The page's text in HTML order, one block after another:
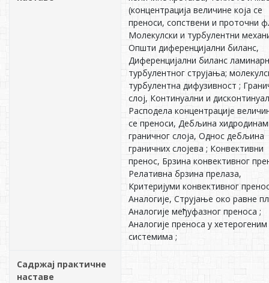
(концентрација величине која се
преноси, сопствени и проточни
Молекулски и турбулентни
Општи диференцијални биланс,
Диференцијални биланс
турбулентног струјања;
турбулентна дифузивност ;
слој, Континуални и
Расподела концентрације
се преноси, Дебљина
граничног слоја, Однос дебљина
граничних слојева ; Конвективни
пренос, Брзина конвективног
Релативна брзина прелаза,
Критеријуми конвективног
Аналогије, Струјање око равне
Аналогије међуфазног преноса ;
Аналогије преноса у хетерогеним
системима ;
Садржај практичне
наставе